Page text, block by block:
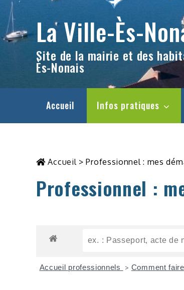
La Ville-Ès-
Site de la mairie et des
Ès-Nonais
Accueil Infos pratiques
Accueil >Professionnel : mes
Professionnel :
Accueil professionnels > Comment